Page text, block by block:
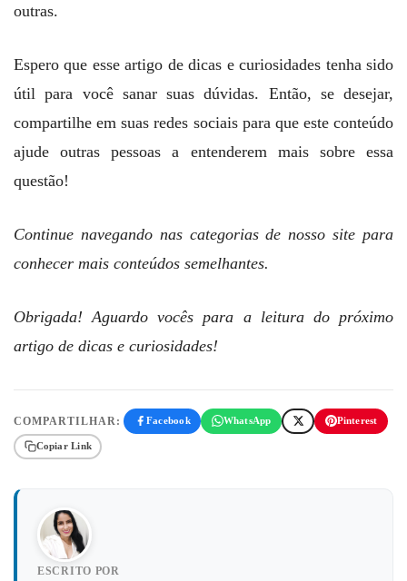
outras.
Espero que esse artigo de dicas e curiosidades tenha sido
útil para você sanar suas dúvidas. Então, se desejar,
compartilhe em suas redes sociais para que este conteúdo
ajude outras pessoas a entenderem mais sobre essa
questão!
Continue navegando nas categorias de nosso site para
conhecer mais conteúdos semelhantes.
Obrigada! Aguardo vocês para a leitura do próximo
artigo de dicas e curiosidades!
COMPARTILHAR: Facebook WhatsApp Pinterest
Copiar Link
ESCRITO POR